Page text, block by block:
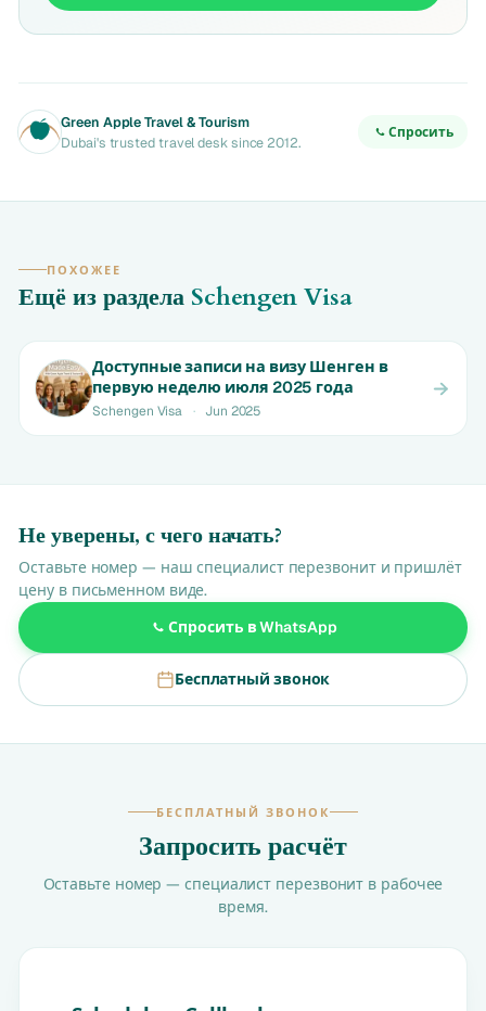
Green Apple Travel & Tourism
Dubai's trusted travel desk since 2012.
Спросить
ПОХОЖЕЕ
Ещё из раздела Schengen Visa
Доступные записи на визу Шенген в
первую неделю июля 2025 года
Schengen Visa · Jun 2025
Не уверены, с чего начать?
Оставьте номер — наш специалист перезвонит и пришлёт
цену в письменном виде.
Спросить в WhatsApp
Бесплатный звонок
БЕСПЛАТНЫЙ ЗВОНОК
Запросить расчёт
Оставьте номер — специалист перезвонит в рабочее
время.